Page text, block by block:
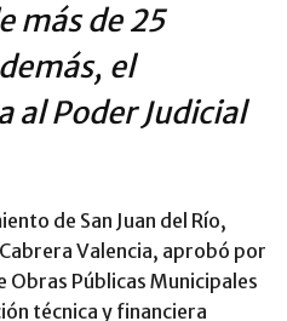
más de 25
el
Poder Judicial
de San Juan del Río,
Valencia, aprobó por
Públicas Municipales
técnica y financiera